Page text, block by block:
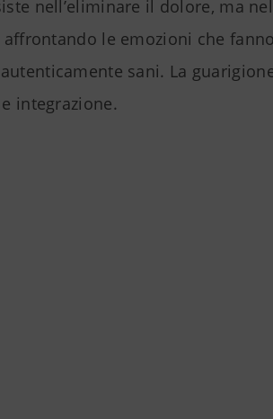
nell’eliminare il dolore, ma
le emozioni che
sani. La
integrazione.